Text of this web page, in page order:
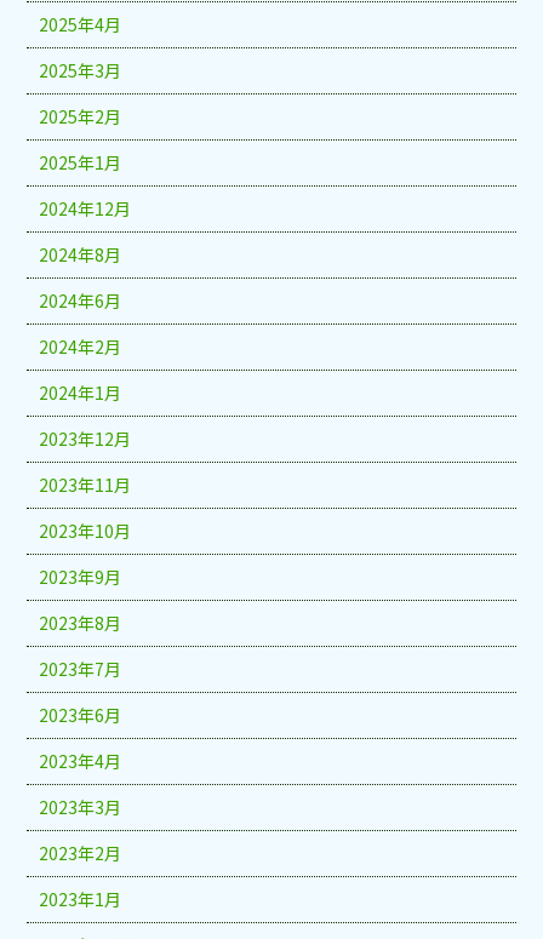
2025年4月
2025年3月
2025年2月
2025年1月
2024年12月
2024年8月
2024年6月
2024年2月
2024年1月
2023年12月
2023年11月
2023年10月
2023年9月
2023年8月
2023年7月
2023年6月
2023年4月
2023年3月
2023年2月
2023年1月